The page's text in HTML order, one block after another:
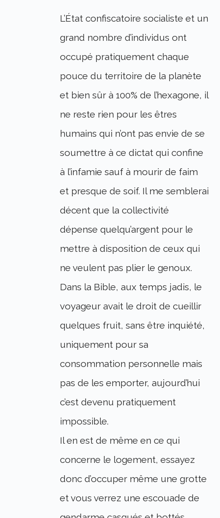
L’État confiscatoire socialiste et un
grand nombre d’individus ont
occupé pratiquement chaque
pouce du territoire de la planète
et bien sûr à 100% de l’hexagone, il
ne reste rien pour les êtres
humains qui n’ont pas envie de se
soumettre à ce dictat qui confine
à l’infamie sauf à mourir de faim
et presque de soif. Il me semblerai
décent que la collectivité
dépense quelqu’argent pour le
mettre à disposition de ceux qui
ne veulent pas plier le genoux.
Dans la Bible, aux temps jadis, le
voyageur avait le droit de cueillir
quelques fruit, sans être inquiété,
uniquement pour sa
consommation personnelle mais
pas de les emporter, aujourd’hui
c’est devenu pratiquement
impossible.
Il en est de même en ce qui
concerne le logement, essayez
donc d’occuper même une grotte
et vous verrez une escouade de